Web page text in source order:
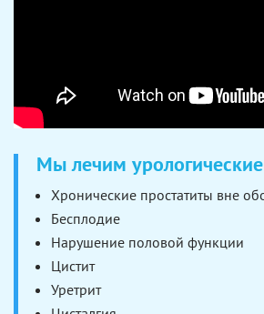
Мы лечим
Хронические простатиты вне
Бесплодие
Нарушение половой функции
Цистит
Уретрит